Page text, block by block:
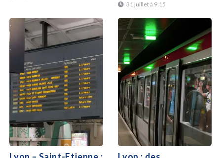
31 juillet à 9:15